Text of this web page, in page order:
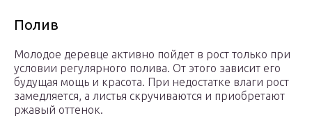
Полив
Молодое деревце активно пойдет в рост только при
условии регулярного полива. От этого зависит его
будущая мощь и красота. При недостатке влаги рост
замедляется, а листья скручиваются и приобретают
ржавый оттенок.